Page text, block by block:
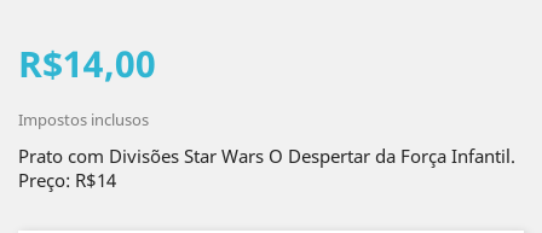
R$14,00
Impostos inclusos
Prato com Divisões Star Wars O Despertar da Força Infantil.
Preço: R$14